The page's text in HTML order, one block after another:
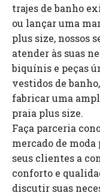
trajes de banho
ou lançar uma
plus size, nossos
atender às suas
biquínis e peças
vestidos de
fabricar uma
praia plus size.
Faça parceria
mercado de
seus clientes a
conforto e
discutir suas